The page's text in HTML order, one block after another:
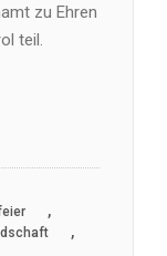
zu Ehren
teil.
,
,